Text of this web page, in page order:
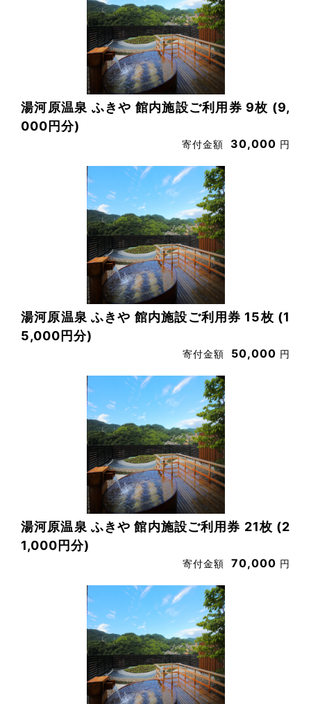
湯河原温泉 ふきや 館内施設ご利用券 9枚 (9,
000円分)
寄付金額 30,000 円
湯河原温泉 ふきや 館内施設ご利用券 15枚 (1
5,000円分)
寄付金額 50,000 円
湯河原温泉 ふきや 館内施設ご利用券 21枚 (2
1,000円分)
寄付金額 70,000 円